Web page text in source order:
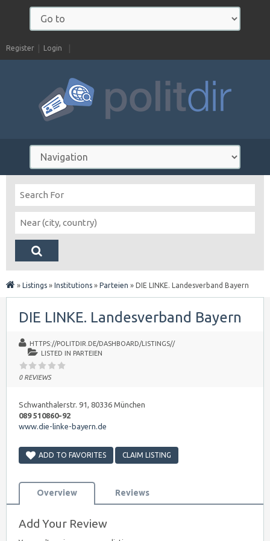
Register Login
» Listings » Institutions » Parteien » DIE LINKE. Landesverband Bayern
DIE LINKE. Landesverband Bayern
HTTPS://POLITDIR.DE/DASHBOARD/LISTINGS//
LISTED IN PARTEIEN
0 REVIEWS
Schwanthalerstr. 91, 80336 München
089 510860-92
www.die-linke-bayern.de
ADD TO FAVORITES CLAIM LISTING
Overview Reviews
Add Your Review